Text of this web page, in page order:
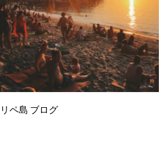
リペ島 ブログ